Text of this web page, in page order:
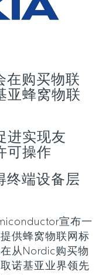
在购买物联
亚蜂窝物联
进实现友
可操作
终端设备层
宣布一
供蜂窝物联网标
从Nordic购买物
诺基亚业界领先